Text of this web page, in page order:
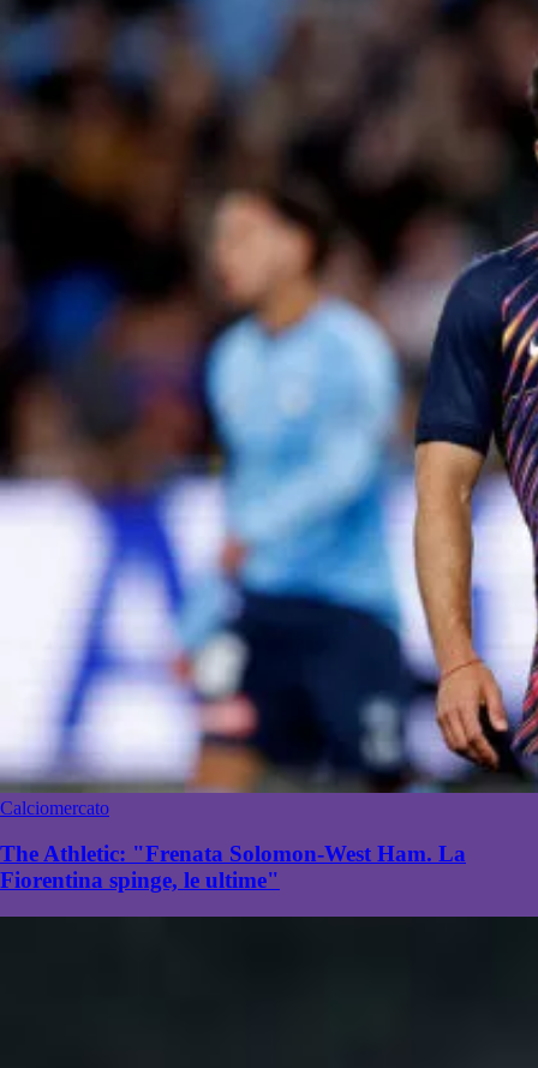
Calciomercato
The Athletic: "Frenata Solomon-West Ham. La
Fiorentina spinge, le ultime"